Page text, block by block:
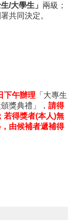
生/大學生」 兩級；
共同決定。
下午辦理 「大專生
獎典禮」， 請得
若得獎者(本人)無
由候補者遞補得